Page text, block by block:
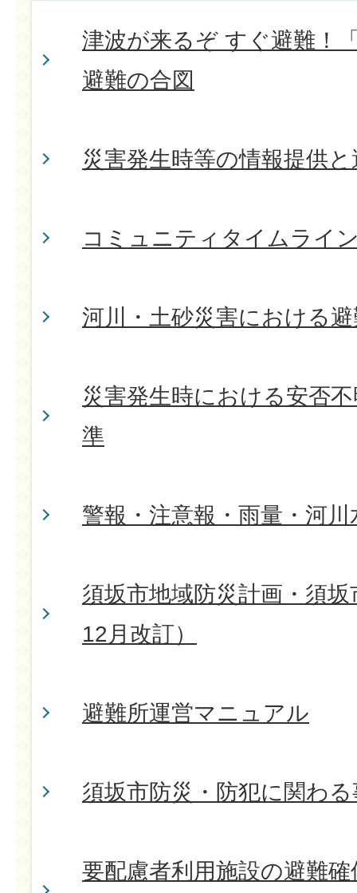
津波が来るぞ すぐ避難！
避難の合図
災害発生時等の情報提供
コミュニティタイムライ
河川・土砂災害における
災害発生時における安否
準
警報・注意報・雨量・河
須坂市地域防災計画・須
12月改訂）
避難所運営マニュアル
須坂市防災・防犯に関わ
要配慮者利用施設の避難